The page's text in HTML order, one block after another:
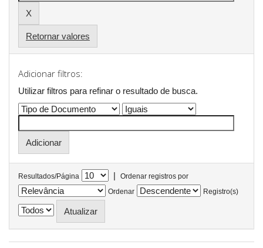
Retornar valores
Adicionar filtros:
Utilizar filtros para refinar o resultado de busca.
Resultados/Página |
Ordenar registros por
Ordenar
Registro(s)